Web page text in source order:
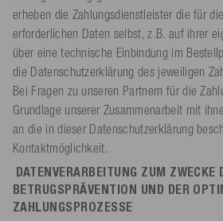
erheben die Zahlungsdienstleister die für
erforderlichen Daten selbst, z.B. auf ihrer
über eine technische Einbindung im
die Datenschutzerklärung des jeweiligen
Bei Fragen zu unseren Partnern für die
Grundlage unserer Zusammenarbeit mit
an die in dieser Datenschutzerklärung
Kontaktmöglichkeit.
DATENVERARBEITUNG ZUM ZWECKE
BETRUGSPRÄVENTION UND DER
ZAHLUNGSPROZESSE